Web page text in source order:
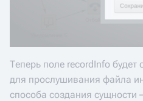
Теперь поле recordInfo будет
для прослушивания файла
способа создания сущности